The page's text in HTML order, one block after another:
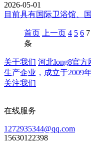
2026-05-01
目前具有国际卫浴馆、
首页 上一页 4 5 6 7
条
关于我们 河北long8官
生产企业，成立于2009
关注我们
在线服务
1272935344@qq.com
15630122398